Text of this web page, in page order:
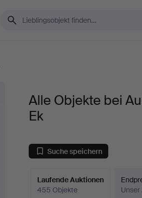
Alle Objekte bei
Ek
Suche speichern
Laufende Auktionen
455 Objekte